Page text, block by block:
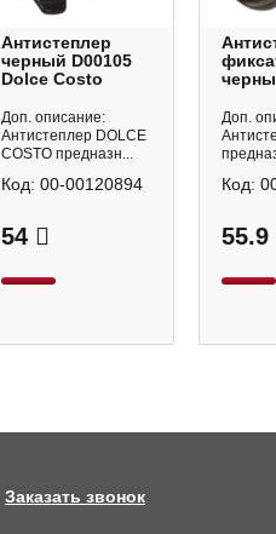
Антистеплер
черный D00105
Dolce Costo
Доп. описание:
Антистеплер DOLCE
COSTO предназн...
54
Код: 00-00120894
Доп.
55.9
Код:
Заказать звонок